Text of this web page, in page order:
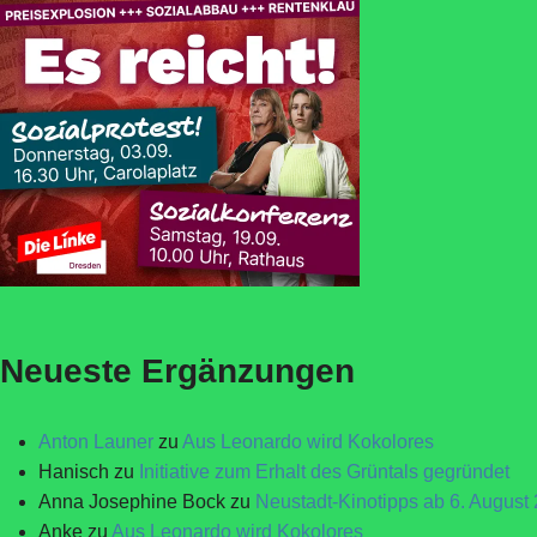
Neueste Ergänzungen
Anton Launer zu Aus Leonardo wird Kokolores
Hanisch zu Initiative zum Erhalt des Grüntals gegründet
Anna Josephine Bock zu Neustadt-Kinotipps ab 6. August
Anke zu Aus Leonardo wird Kokolores